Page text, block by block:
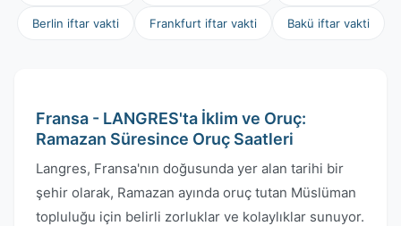
Berlin iftar vakti Frankfurt iftar vakti Bakü iftar vakti
Fransa - LANGRES'ta İklim ve Oruç:
Ramazan Süresince Oruç Saatleri
Langres, Fransa'nın doğusunda yer alan tarihi bir
şehir olarak, Ramazan ayında oruç tutan Müslüman
topluluğu için belirli zorluklar ve kolaylıklar sunuyor.